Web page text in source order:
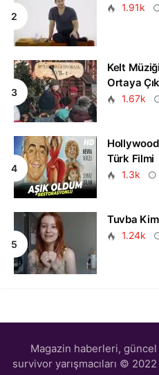
1.91k
Kelt
Ortaya
1.67k
Türk Filmi
1.3k
Tuvba
1.24k
Magazin haberleri,
survivor yarışmacıları ©